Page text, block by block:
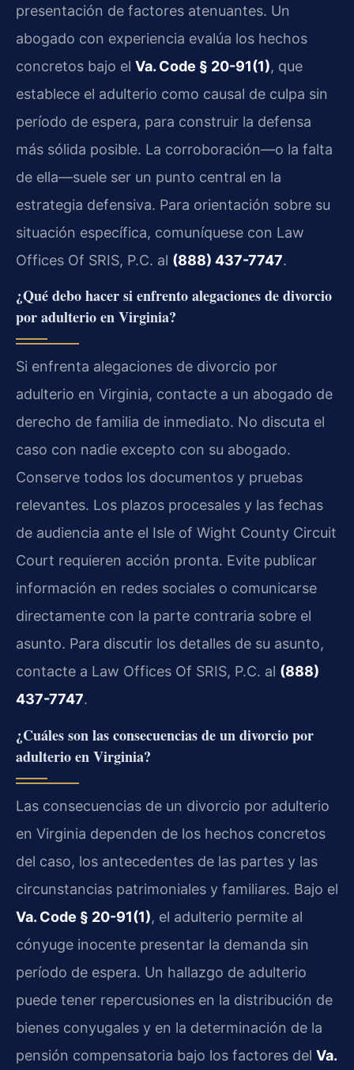
presentación de factores atenuantes. Un
abogado con experiencia evalúa los hechos
concretos bajo el Va. Code § 20-91(1), que
establece el adulterio como causal de culpa sin
período de espera, para construir la defensa
más sólida posible. La corroboración—o la falta
de ella—suele ser un punto central en la
estrategia defensiva. Para orientación sobre su
situación específica, comuníquese con Law
Offices Of SRIS, P.C. al (888) 437-7747.
¿Qué debo hacer si enfrento alegaciones de divorcio
por adulterio en Virginia?
Si enfrenta alegaciones de divorcio por
adulterio en Virginia, contacte a un abogado de
derecho de familia de inmediato. No discuta el
caso con nadie excepto con su abogado.
Conserve todos los documentos y pruebas
relevantes. Los plazos procesales y las fechas
de audiencia ante el Isle of Wight County Circuit
Court requieren acción pronta. Evite publicar
información en redes sociales o comunicarse
directamente con la parte contraria sobre el
asunto. Para discutir los detalles de su asunto,
contacte a Law Offices Of SRIS, P.C. al (888)
437-7747.
¿Cuáles son las consecuencias de un divorcio por
adulterio en Virginia?
Las consecuencias de un divorcio por adulterio
en Virginia dependen de los hechos concretos
del caso, los antecedentes de las partes y las
circunstancias patrimoniales y familiares. Bajo el
Va. Code § 20-91(1), el adulterio permite al
cónyuge inocente presentar la demanda sin
período de espera. Un hallazgo de adulterio
puede tener repercusiones en la distribución de
bienes conyugales y en la determinación de la
pensión compensatoria bajo los factores del Va.